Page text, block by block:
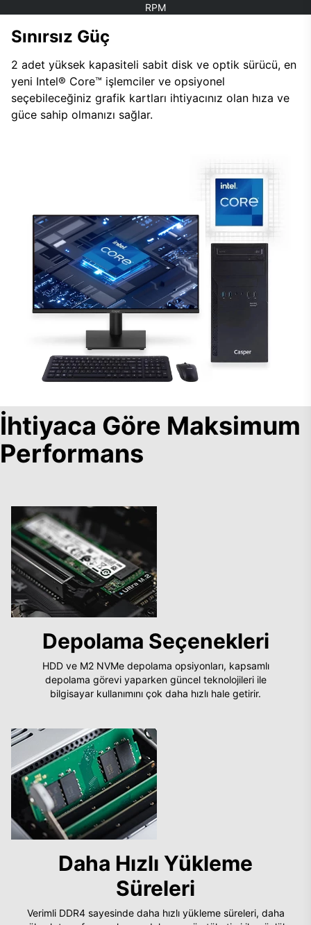
RPM
Sınırsız Güç
2 adet yüksek kapasiteli sabit disk ve optik sürücü, en
yeni Intel® Core™ işlemciler ve opsiyonel
seçebileceğiniz grafik kartları ihtiyacınız olan hıza ve
güce sahip olmanızı sağlar.
İhtiyaca Göre Maksimum
Performans
Depolama Seçenekleri
HDD ve M2 NVMe depolama opsiyonları, kapsamlı
depolama görevi yaparken güncel teknolojileri ile
bilgisayar kullanımını çok daha hızlı hale getirir.
Daha Hızlı Yükleme
Süreleri
Verimli DDR4 sayesinde daha hızlı yükleme süreleri, daha